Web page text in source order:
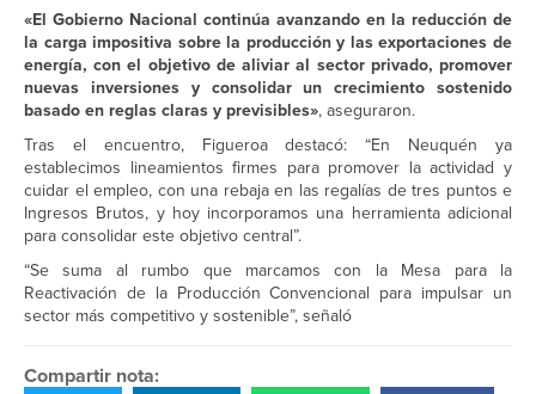
«El Gobierno Nacional continúa avanzando en la reducción de
la carga impositiva sobre la producción y las exportaciones de
energía, con el objetivo de aliviar al sector privado, promover
nuevas inversiones y consolidar un crecimiento sostenido
basado en reglas claras y previsibles», aseguraron.
Tras el encuentro, Figueroa destacó: “En Neuquén ya
establecimos lineamientos firmes para promover la actividad y
cuidar el empleo, con una rebaja en las regalías de tres puntos e
Ingresos Brutos, y hoy incorporamos una herramienta adicional
para consolidar este objetivo central”.
“Se suma al rumbo que marcamos con la Mesa para la
Reactivación de la Producción Convencional para impulsar un
sector más competitivo y sostenible”, señaló
Compartir nota: